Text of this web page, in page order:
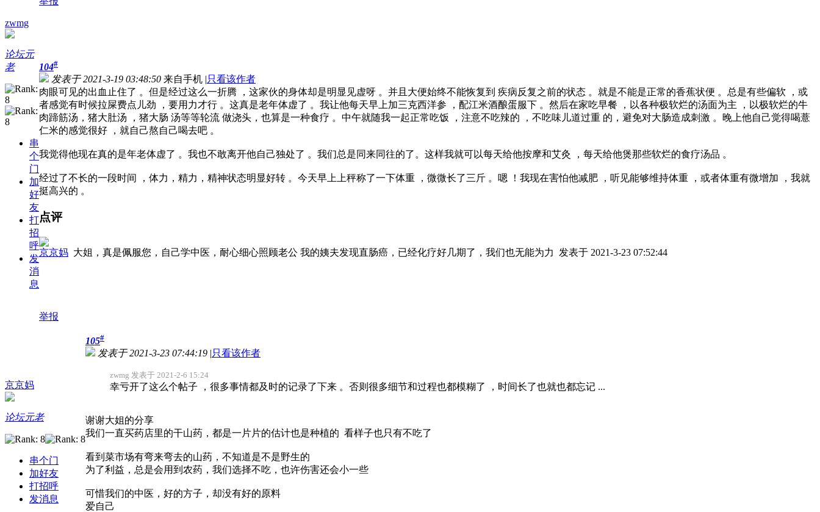
zwmg
论坛元
老
串
个
门
加
好
友
打
招
呼
发
消
息
104#
发表于 2021-3-19 03:48:50 来自手机 |只看该作者
肉眼可见的出血止住了 。但是经过这么一折腾 ，这家伙的身体却是明显见虚呀 。并且大便始终不能恢复到 疾病反复之前的状态 。就是不能是正常的香蕉状便 。总是有些偏软 ，或
者感觉有时候拉屎费点儿劲 ，要用力才行 。这真是老年体虚了 。我让他每天早上加三克西洋参 ，配江米酒酿蛋服下 。然后在家吃早餐 ，以各种极软烂的汤面为主 ，以极软烂的牛
肉蹄筋汤，猪大肚汤 ，猪大肠 汤等等轮流 做浇头，也算是一种食疗 。中午就随我一起正常吃饭 ，注意不吃辣的 ，不吃味儿道过重 的，避免对大肠造成刺激 。晚上他自己觉得喝薏
仁米的感觉很好 ，就自己熬自己喝去吧 。
我觉得他现在真的是年老体虚了 。我也不敢离开他自己独处了 。我们总是同来同往的了。这样我就可以每天给他按摩和艾灸 ，每天给他煲那些软烂的食疗汤品 。
经过了不长的一段时间 ，体力，精力，精神状态明显好转 。今天早上上秤称了一下体重 ，微微长了三斤 。嗯 ！我现在害怕他减肥 ，听见能够维持体重 ，或者体重有微增加 ，我就
挺高兴的 。
点评
京京妈 大姐，真是佩服您，自己学中医，耐心细心照顾老公 我的姨夫发现直肠癌，已经化疗好几期了，我们也无能为力 发表于 2021-3-23 07:52:44
举报
京京妈
论坛元老
串个门
加好友
打招呼
发消息
105#
发表于 2021-3-23 07:44:19 |只看该作者
zwmg 发表于 2021-2-6 15:24
幸亏开了这么个帖子 ，很多事情都及时的记录了下来 。否则很多细节和过程也都模糊了 ，时间长了也就也都忘记 ...
谢谢大姐的分享
我们一直买药店里的干山药，都是一片片的估计也是种植的 看样子也只有不吃了
看到菜市场有弯来弯去的山药，不知道是不是野生的
为了利益，总是会用到农药，我们选择不吃，也许伤害还会小一些
可惜我们的中医，好的方子，却没有好的原料
爱自己